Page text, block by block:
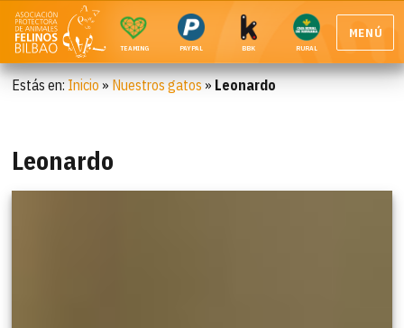
TEAMING PAYPAL BBK RURAL
MENÚ
Estás en: Inicio » Nuestros gatos » Leonardo
Leonardo